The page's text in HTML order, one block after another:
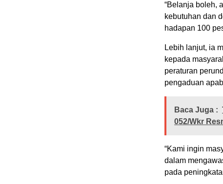
“Belanja boleh,
kebutuhan dan
hadapan 100
Lebih lanjut, ia
kepada
peraturan
pengaduan
Baca Juga :
052/Wkr
“Kami ingin
dalam
pada